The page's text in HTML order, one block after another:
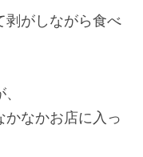
剥がしながら食べ
かなかお店に入っ